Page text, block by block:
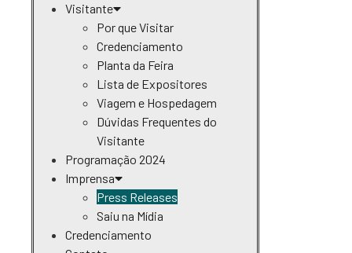
Visitante
Por que Visitar
Credenciamento
Planta da Feira
Lista de Expositores
Viagem e Hospedagem
Dúvidas Frequentes do
Visitante
Programação 2024
Imprensa
Press Releases
Saiu na Mídia
Credenciamento